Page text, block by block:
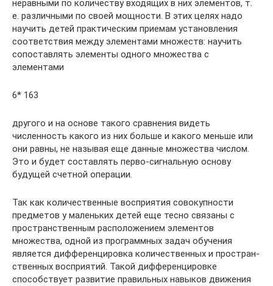
неравными по ко­личеству входящих в них элементов, т.
е. различными по своей мощности. В этих целях надо
научить детей практическим прие­мам установления
соответствия между элементами множеств: научить
сопоставлять элементы одного множества с
элементами
6* 163
другого и на основе такого сравнения видеть
численность какого из них больше и какого меньше или
они равны, не называя еще данные множества числом.
Это и будет составлять перво-сигнальную основу
будущей счетной операции.
Так как количественные восприятия совокупности
предметов у маленьких детей еще тесно связаны с
пространственным рас­положением элементов
множества, одной из программных задач обучения
является дифференцировка количественных и простран­
ственных восприятий. Такой дифференцировке
способствует раз­витие правильных навыков движения